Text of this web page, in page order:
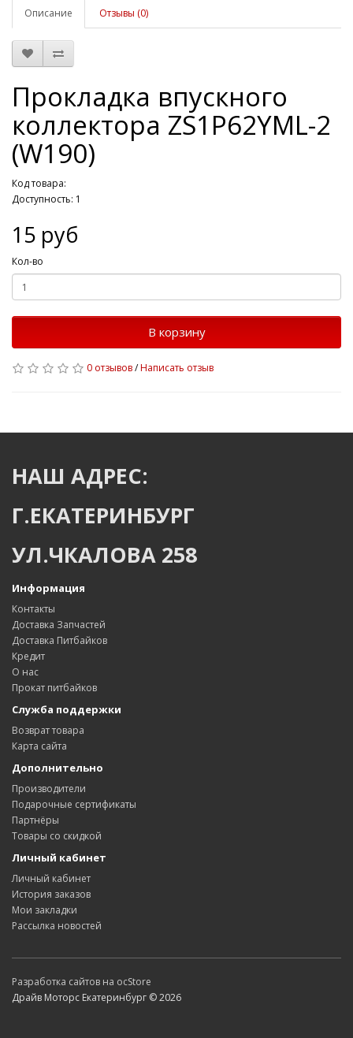
Описание Отзывы (0)
Прокладка впускного
коллектора ZS1P62YML-2
(W190)
Код товара:
Доступность: 1
15 руб
Кол-во
В корзину
0 отзывов/Написать отзыв
НАШ АДРЕС:
Г.ЕКАТЕРИНБУРГ
УЛ.ЧКАЛОВА 258
Информация
Контакты
Доставка Запчастей
Доставка Питбайков
Кредит
О нас
Прокат питбайков
Служба поддержки
Возврат товара
Карта сайта
Дополнительно
Производители
Подарочные сертификаты
Партнёры
Товары со скидкой
Личный кабинет
Личный кабинет
История заказов
Мои закладки
Рассылка новостей
Разработка сайтов на ocStore
Драйв Моторс Екатеринбург © 2026